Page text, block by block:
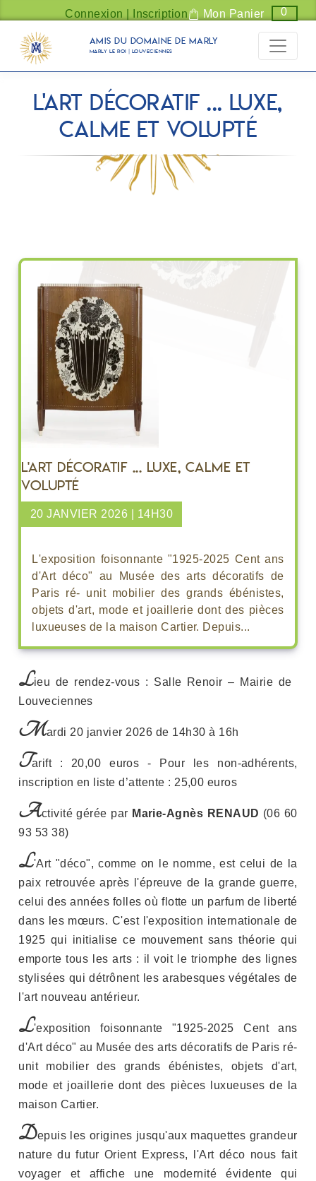
Panneau de gestion des cookies
Connexion | Inscription Mon Panier 0
Amis du Domaine de Marly
Marly Le Roi | Louveciennes
L'art décoratif ... luxe,
calme et volupté
L'art décoratif ... luxe, calme et
volupté
20 JANVIER 2026 | 14H30
L'exposition foisonnante "1925-2025 Cent ans
d'Art déco" au Musée des arts décoratifs de
Paris ré- unit mobilier des grands ébénistes,
objets d'art, mode et joaillerie dont des pièces
luxueuses de la maison Cartier. Depuis...
Lieu de rendez-vous : Salle Renoir – Mairie de
Louveciennes
Mardi 20 janvier 2026 de 14h30 à 16h
Tarift : 20,00 euros - Pour les non-adhérents,
inscription en liste d’attente : 25,00 euros
Activité gérée par Marie-Agnès RENAUD (06 60
93 53 38)
L'Art "déco", comme on le nomme, est celui de la
paix retrouvée après l'épreuve de la grande guerre,
celui des années folles où flotte un parfum de liberté
dans les mœurs. C'est l'exposition internationale de
1925 qui initialise ce mouvement sans théorie qui
emporte tous les arts : il voit le triomphe des lignes
stylisées qui détrônent les arabesques végétales de
l'art nouveau antérieur.
L'exposition foisonnante "1925-2025 Cent ans
d'Art déco" au Musée des arts décoratifs de Paris ré-
unit mobilier des grands ébénistes, objets d'art,
mode et joaillerie dont des pièces luxueuses de la
maison Cartier.
Depuis les origines jusqu'aux maquettes grandeur
nature du futur Orient Express, l'Art déco nous fait
voyager et affiche une modernité évidente qui